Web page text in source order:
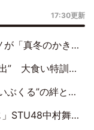
17:30更新
は、逆境をともに“凌”ぐ似た者同士の絆
グラビア…盛りだくさんの裏話
輩・龍頭綺音の決意
新しい挑戦は自らの手で